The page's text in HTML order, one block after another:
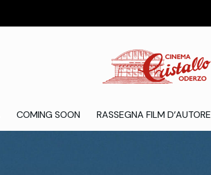
COMING SOON RASSEGNA FILM D’AUTORE